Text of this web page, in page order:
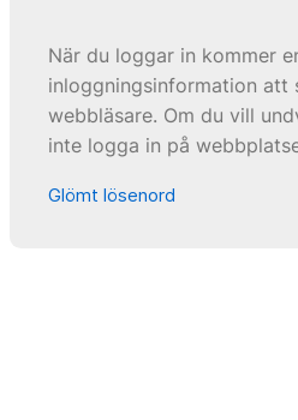
När du loggar in kommer
inloggningsinformation att
webbläsare. Om du vill
inte logga in på
Glömt lösenord